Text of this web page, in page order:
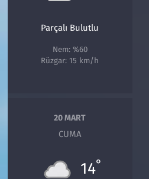
Parçalı Bulutlu
Nem: %60
Rüzgar: 15 km/h
20 MART
CUMA
14°